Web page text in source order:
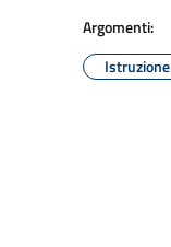
Argomenti:
Istruzione